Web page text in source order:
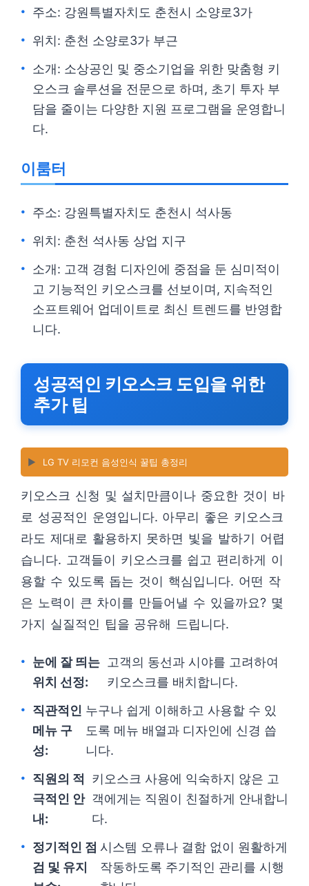
주소: 강원특별자치도 춘천시 소양로3가
위치: 춘천 소양로3가 부근
소개: 소상공인 및 중소기업을 위한 맞춤형 키
오스크 솔루션을 전문으로 하며, 초기 투자 부
담을 줄이는 다양한 지원 프로그램을 운영합니
다.
이룸터
주소: 강원특별자치도 춘천시 석사동
위치: 춘천 석사동 상업 지구
소개: 고객 경험 디자인에 중점을 둔 심미적이
고 기능적인 키오스크를 선보이며, 지속적인
소프트웨어 업데이트로 최신 트렌드를 반영합
니다.
성공적인 키오스크 도입을 위한
추가 팁
▶️ LG TV 리모컨 음성인식 꿀팁 총정리
키오스크 신청 및 설치만큼이나 중요한 것이 바
로 성공적인 운영입니다. 아무리 좋은 키오스크
라도 제대로 활용하지 못하면 빛을 발하기 어렵
습니다. 고객들이 키오스크를 쉽고 편리하게 이
용할 수 있도록 돕는 것이 핵심입니다. 어떤 작
은 노력이 큰 차이를 만들어낼 수 있을까요? 몇
가지 실질적인 팁을 공유해 드립니다.
눈에 잘 띄는
위치 선정:
고객의 동선과 시야를 고려하여
키오스크를 배치합니다.
직관적인
메뉴 구
성:
누구나 쉽게 이해하고 사용할 수 있
도록 메뉴 배열과 디자인에 신경 씁
니다.
직원의 적
극적인 안
내:
키오스크 사용에 익숙하지 않은 고
객에게는 직원이 친절하게 안내합니
다.
정기적인 점
검 및 유지
시스템 오류나 결함 없이 원활하게
작동하도록 주기적인 관리를 시행